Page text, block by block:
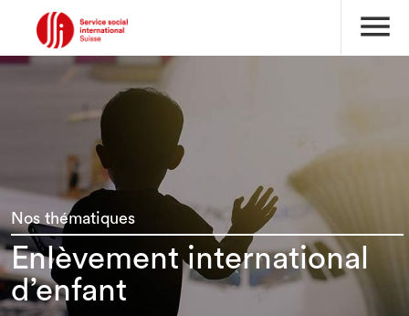
menu
Nos thématiques
Enlèvement international
d’enfant